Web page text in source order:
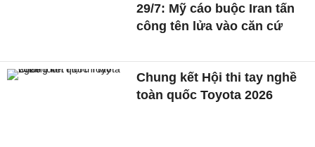
29/7: Mỹ cáo buộc Iran tấn
công tên lửa vào căn cứ
Chung kết Hội thi tay nghề
toàn quốc Toyota 2026